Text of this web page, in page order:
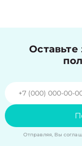
Оставьте
Отправляя, Вы